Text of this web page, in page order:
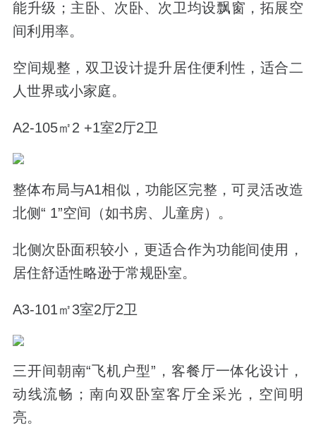
能升级；主卧、次卧、次卫均设飘窗，拓展空
间利用率。
空间规整，双卫设计提升居住便利性，适合二
人世界或小家庭。
A2-105㎡2 +1室2厅2卫
整体布局与A1相似，功能区完整，可灵活改造
北侧“ 1”空间（如书房、儿童房）。
北侧次卧面积较小，更适合作为功能间使用，
居住舒适性略逊于常规卧室。
A3-101㎡3室2厅2卫
三开间朝南“飞机户型”，客餐厅一体化设计，
动线流畅；南向双卧室客厅全采光，空间明
亮。